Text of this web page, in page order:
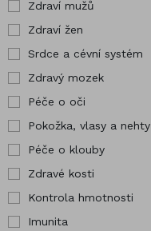
Zdraví mužů
Zdraví žen
Srdce a cévní systém
Zdravý mozek
Péče o oči
Pokožka, vlasy a nehty
Péče o klouby
Zdravé kosti
Kontrola hmotnosti
Imunita